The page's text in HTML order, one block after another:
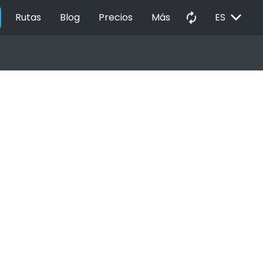
Rutas Blog Precios Más autorenew ES EXPAND_MORE